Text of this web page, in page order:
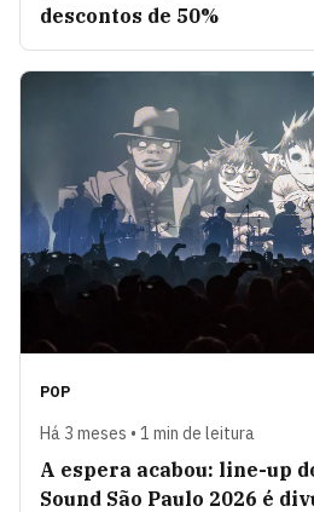
descontos de 50%
POP
Há 3 meses • 1 min de leitura
A espera acabou: line-up
Sound São Paulo 2026 é